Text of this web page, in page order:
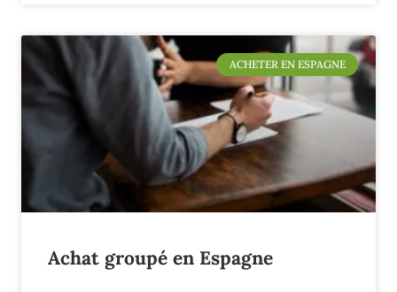
ACHETER EN ESPAGNE
Achat groupé en Espagne